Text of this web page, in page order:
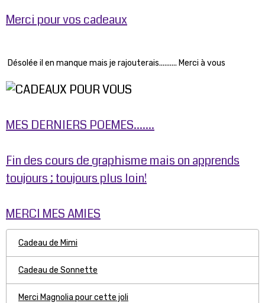
Merci pour vos cadeaux
Désolée il en manque mais je rajouterais.......... Merci à vous
MES DERNIERS POEMES.......
Fin des cours de graphisme mais on apprends
toujours ; toujours plus loin!
MERCI MES AMIES
Cadeau de Mimi
Cadeau de Sonnette
Merci Magnolia pour cette joli